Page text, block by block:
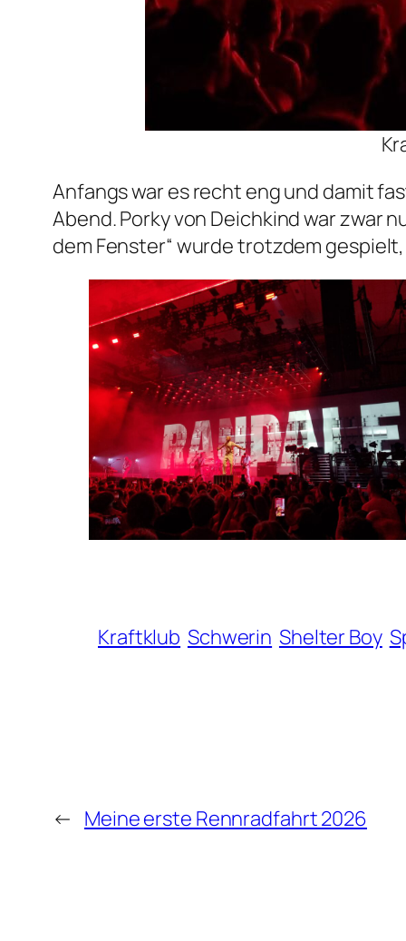
Anfangs war es recht eng und damit
Abend. Porky von Deichkind war zwar
dem Fenster“ wurde trotzdem
Kraftklub Schwerin Shelter Boy
← Meine erste Rennradfahrt 2026